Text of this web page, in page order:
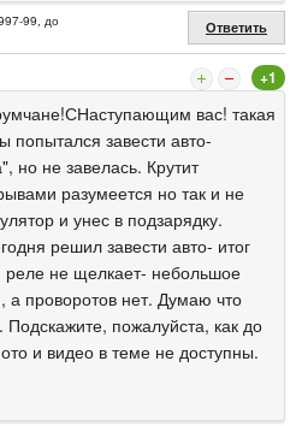
99, до
Ответить
+1
вас! такая
попытался завести авто-
но не завелась. Крутит
разумеется но так и не
и унес в подзарядку.
решил завести авто- итог
реле не щелкает- небольшое
а проворотов нет. Думаю что
Подскажите, пожалуйста, как до
и видео в теме не доступны.